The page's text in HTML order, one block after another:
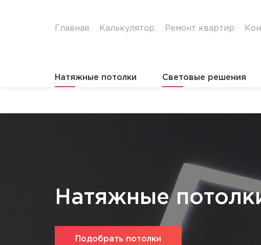
Главная Калькулятор Ремонт квартир
Натяжные потолки Световые решения
Натяжные
Подобрать потолки